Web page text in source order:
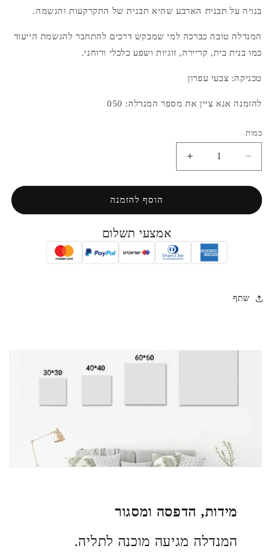
בנויה על תבנית הארבע שהיא תבנית של התקרקעות והגשמה.
המנדלה טובה כברכה למי שמבקש דרכים להתחבר להגשמת הייעוד
כמו בנית בית, קריירה, זוגיות ושפע כלכלי ורוחני.
טכניקה: צבעי עפרון
להזמנה אנא ציין את מספר המנדלה: 050
כמות
הפחתת
כמות
לעולם
הגדלת
כמות
לעולם
העשייההוסף להזמנה
אמצעי תשלום
שתף
מידות, הדפסה ומסגור
המנדלה מגיעה מוכנה לתליה.